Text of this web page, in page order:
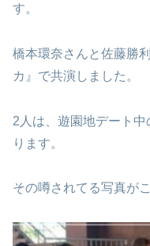
す。
橋本環奈さんと佐藤勝
カ』で共演しました。
2人は、遊園地デート
ります。
その噂されてる写真が